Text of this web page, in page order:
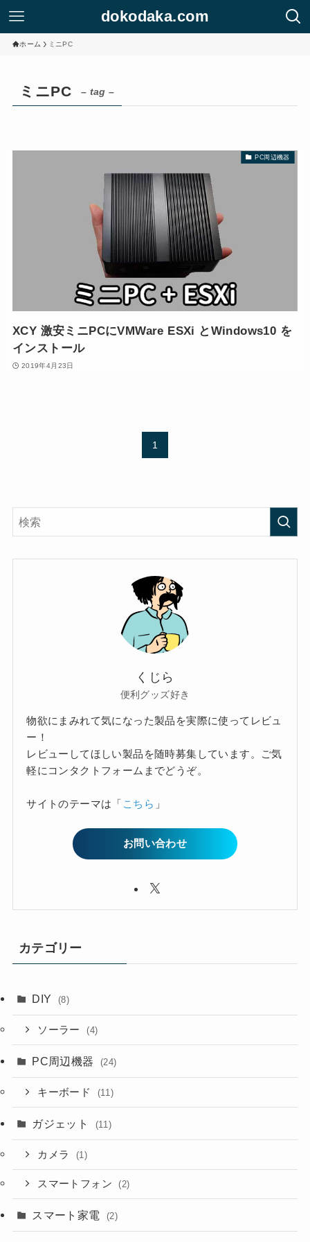
dokodaka.com
ホーム ミニPC
ミニPC – tag –
PC周辺機器
XCY 激安ミニPCにVMWare ESXi とWindows10 を
インストール
2019年4月23日
1
くじら
便利グッズ好き
物欲にまみれて気になった製品を実際に使ってレビュ
ー！
レビューしてほしい製品を随時募集しています。ご気
軽にコンタクトフォームまでどうぞ。
サイトのテーマは「 こちら 」
お問い合わせ
カテゴリー
DIY (8)
ソーラー (4)
PC周辺機器 (24)
キーボード (11)
ガジェット (11)
カメラ (1)
スマートフォン (2)
スマート家電 (2)